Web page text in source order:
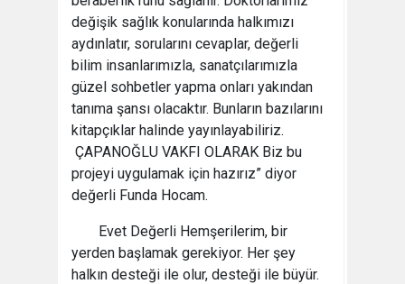
değişik sağlık konularında halkımızı
aydınlatır, sorularını cevaplar, değerli
bilim insanlarımızla, sanatçılarımızla
güzel sohbetler yapma onları yakından
tanıma şansı olacaktır. Bunların bazılarını
kitapçıklar halinde yayınlayabiliriz.
ÇAPANOĞLU VAKFI OLARAK Biz bu
projeyi uygulamak için hazırız” diyor
değerli Funda Hocam.
Evet Değerli Hemşerilerim, bir
yerden başlamak gerekiyor. Her şey
halkın desteği ile olur, desteği ile büyür.